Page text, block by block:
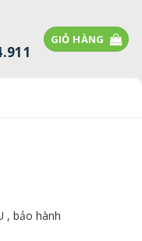
GIỎ HÀNG
, bảo hành